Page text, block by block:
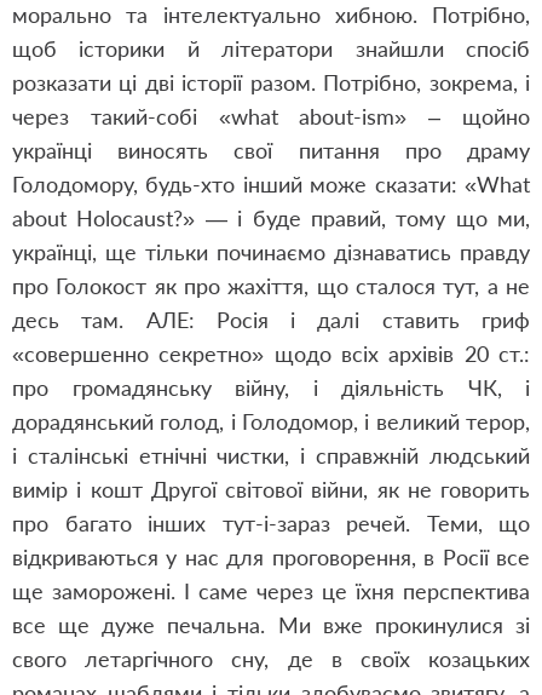
морально та інтелектуально хибною. Потрібно,
щоб історики й літератори знайшли спосіб
розказати ці дві історії разом. Потрібно, зокрема, і
через такий-собі «what about-ism» – щойно
українці виносять свої питання про драму
Голодомору, будь-хто інший може сказати: «What
about Holocaust?» — і буде правий, тому що ми,
українці, ще тільки починаємо дізнаватись правду
про Голокост як про жахіття, що сталося тут, а не
десь там. АЛЕ: Росія і далі ставить гриф
«совершенно секретно» щодо всіх архівів 20 ст.:
про громадянську війну, і діяльність ЧК, і
дорадянський голод, і Голодомор, і великий терор,
і сталінські етнічні чистки, і справжній людський
вимір і кошт Другої світової війни, як не говорить
про багато інших тут-і-зараз речей. Теми, що
відкриваються у нас для проговорення, в Росії все
ще заморожені. І саме через це їхня перспектива
все ще дуже печальна. Ми вже прокинулися зі
свого летаргічного сну, де в своїх козацьких